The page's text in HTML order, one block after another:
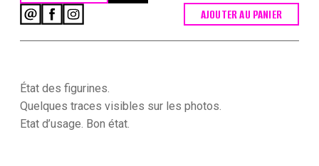
Empire
-
Lancier
de
AJOUTER AU PANIER
État des figurines.
Quelques traces visibles sur les photos.
Etat d’usage. Bon état.